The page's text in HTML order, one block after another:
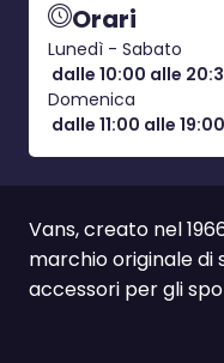
Orari
Lunedì - Sabato
dalle 10:00 alle
Domenica
dalle 11:00 alle 19:00
Vans, creato nel
marchio originale
accessori per gli